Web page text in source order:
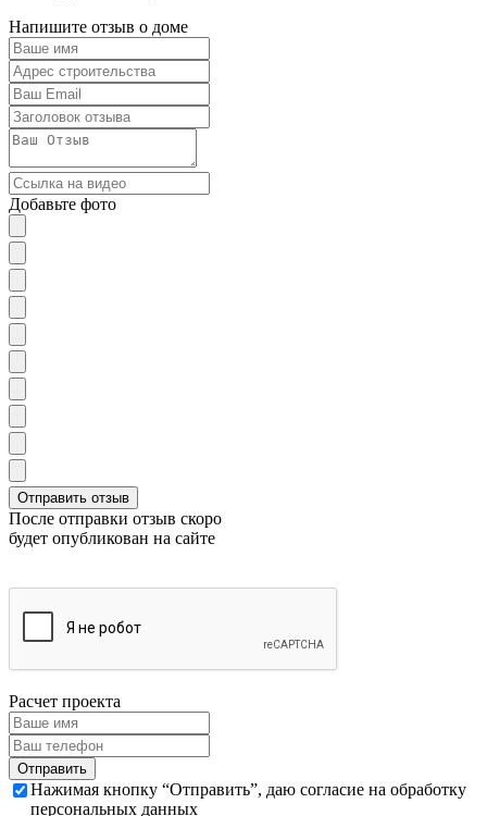
Напишите отзыв о доме
Добавьте фото
После отправки отзыв скоро
будет опубликован на сайте
Расчет проекта
Нажимая кнопку “Отправить”, даю согласие на обработку
персональных данных